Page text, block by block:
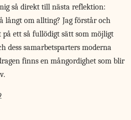
så direkt till nästa reflektion:
om allting? Jag förstår och
ett så fullödigt sätt som möjligt
dess samarbetsparters moderna
finns en mångordighet som blir